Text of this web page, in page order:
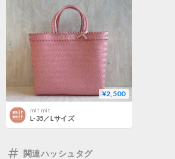
¥2,500
mit mit
L-35／Lサイズ
関連ハッシュタグ